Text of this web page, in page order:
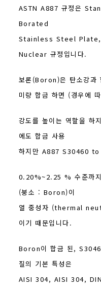
ASTN A887 규정은
Borated
Stainless Steel
Nuclear 규정입니다.
보론(Boron)은 탄소강과
미량 합금 하면 (경우에
강도를 높이는 역할을 하
에도 합금 사용
하지만 A887 S30460
0.20%~2.25 % 수준까
(붕소 : Boron)이
열 중성자 (thermal
이기 때문입니다.
Boron이 합금 된,
질의 기본 특성은
AISI 304, AISI 304,